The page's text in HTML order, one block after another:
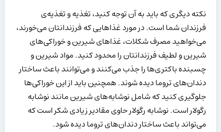
نکته دیگری که باید به آن توجه کنید، تغذیه و تغذیه‌ی
فرزندان شما است. در مورد غذاهایی که فرزندانتان می‌خورند،
می‌خواهید مصرف شکلات، غذاهای شیرین و خوراکی‌های
شیرین و لطیف فرزندانتان را محدود کنید. مواد شیرین و
چسبنده باکتری‌ها را جذب می‌کنند و می‌توانند باعث ساختار
دندان‌های تروما دیده شوند. همچنین باید از این خوراکی‌ها
جلوگیری کنید که شامل نوشابه‌های شیرین مانند نوشابه
رگولار است. نوشابه رگولار حاوی مقادیر زیادی شکر است که
می‌تواند باعث ساختار دندان‌های تروما دیده شود.